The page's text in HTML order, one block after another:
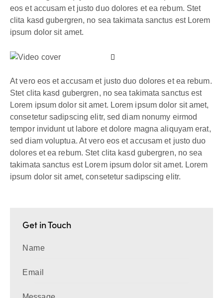
eos et accusam et justo duo dolores et ea rebum. Stet
clita kasd gubergren, no sea takimata sanctus est Lorem
ipsum dolor sit amet.
At vero eos et accusam et justo duo dolores et ea rebum.
Stet clita kasd gubergren, no sea takimata sanctus est
Lorem ipsum dolor sit amet. Lorem ipsum dolor sit amet,
consetetur sadipscing elitr, sed diam nonumy eirmod
tempor invidunt ut labore et dolore magna aliquyam erat,
sed diam voluptua. At vero eos et accusam et justo duo
dolores et ea rebum. Stet clita kasd gubergren, no sea
takimata sanctus est Lorem ipsum dolor sit amet. Lorem
ipsum dolor sit amet, consetetur sadipscing elitr.
Get in Touch